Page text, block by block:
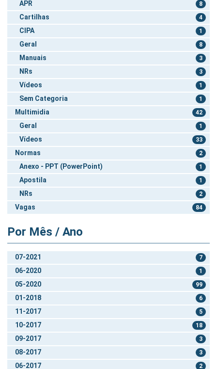
APR 8
Cartilhas 4
CIPA 1
Geral 8
Manuais 3
NRs 3
Vídeos 1
Sem Categoria 1
Multimidia 42
Geral 1
Vídeos 33
Normas 2
Anexo - PPT (PowerPoint) 1
Apostila 1
NRs 2
Vagas 84
Por Mês / Ano
07-2021 7
06-2020 1
05-2020 99
01-2018 6
11-2017 5
10-2017 18
09-2017 3
08-2017 3
06-2017 2